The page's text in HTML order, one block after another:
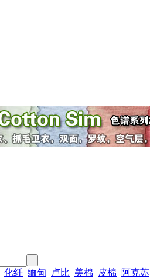
化纤 缅甸 卢比 美棉 皮棉 阿克苏